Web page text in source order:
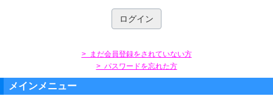
> まだ会員登録をされていない方
> パスワードを忘れた方
メインメニュー